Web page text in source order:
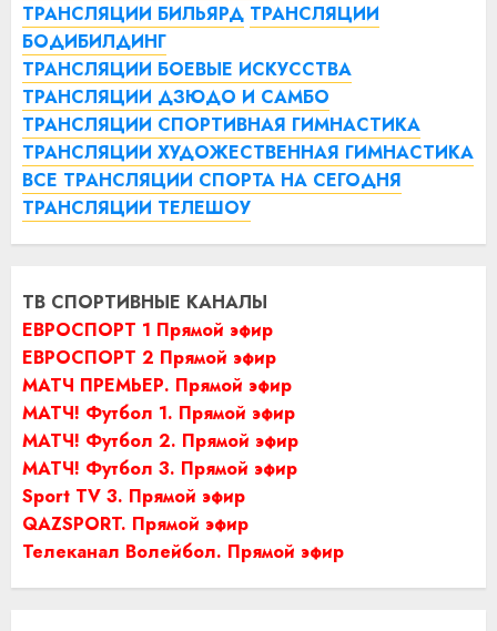
ТРАНСЛЯЦИИ БИЛЬЯРД ТРАНСЛЯЦИИ
БОДИБИЛДИНГ
ТРАНСЛЯЦИИ БОЕВЫЕ ИСКУССТВА
ТРАНСЛЯЦИИ ДЗЮДО И САМБО
ТРАНСЛЯЦИИ СПОРТИВНАЯ ГИМНАСТИКА
ТРАНСЛЯЦИИ ХУДОЖЕСТВЕННАЯ ГИМНАСТИКА
ВСЕ ТРАНСЛЯЦИИ СПОРТА НА СЕГОДНЯ
ТРАНСЛЯЦИИ ТЕЛЕШОУ
ТВ СПОРТИВНЫЕ КАНАЛЫ
ЕВРОСПОРТ 1 Прямой эфир
ЕВРОСПОРТ 2 Прямой эфир
МАТЧ ПРЕМЬЕР. Прямой эфир
МАТЧ! Футбол 1. Прямой эфир
МАТЧ! Футбол 2. Прямой эфир
МАТЧ! Футбол 3. Прямой эфир
Sport TV 3. Прямой эфир
QAZSPORT. Прямой эфир
Телеканал Волейбол. Прямой эфир